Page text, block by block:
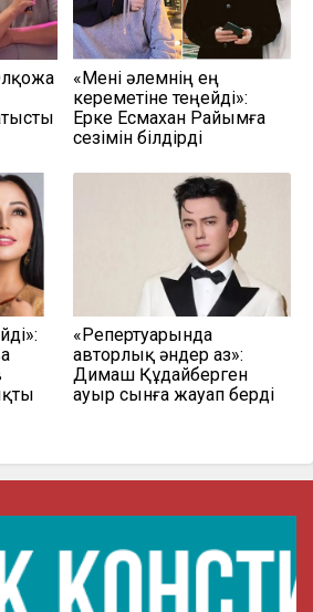
«Мені әлемнің ең
кереметіне теңейді»:
Ерке Есмахан Райымға
сезімін білдірді
«Репертуарында
авторлық әндер аз»:
Димаш Құдайберген
ауыр сынға жауап берді